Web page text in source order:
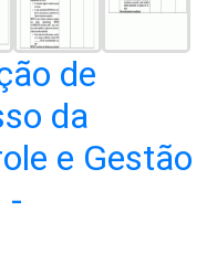
de
da
e Gestão
-